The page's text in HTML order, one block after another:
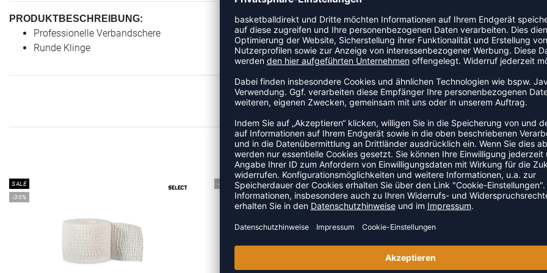
PRODUKTBESCHREIBUNG:
Professionelle Verbandschere
Runde Klinge
ZULETZT ANGESEHEN
MEHR AUS DER KATEGORIE ERSTE
SALE
-30%
-30%
SALE
-15%